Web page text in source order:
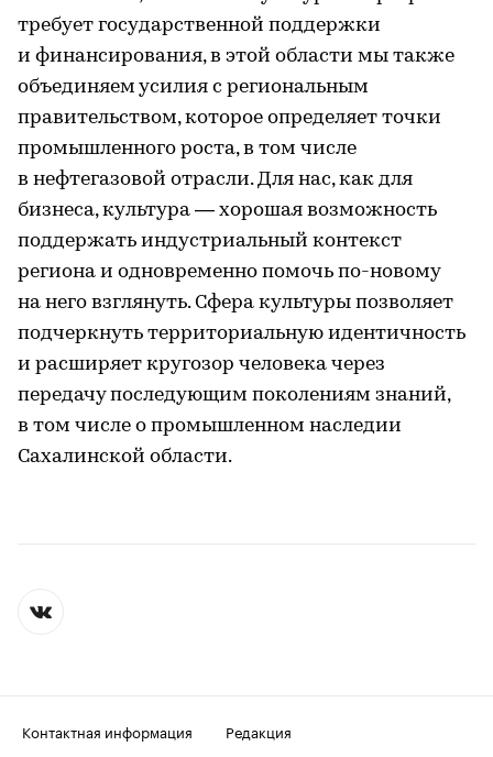
требует государственной поддержки
и финансирования, в этой области мы также
объединяем усилия с региональным
правительством, которое определяет точки
промышленного роста, в том числе
в нефтегазовой отрасли. Для нас, как для
бизнеса, культура — хорошая возможность
поддержать индустриальный контекст
региона и одновременно помочь по-новому
на него взглянуть. Сфера культуры позволяет
подчеркнуть территориальную идентичность
и расширяет кругозор человека через
передачу последующим поколениям знаний,
в том числе о промышленном наследии
Сахалинской области.
Контактная информация
Редакция